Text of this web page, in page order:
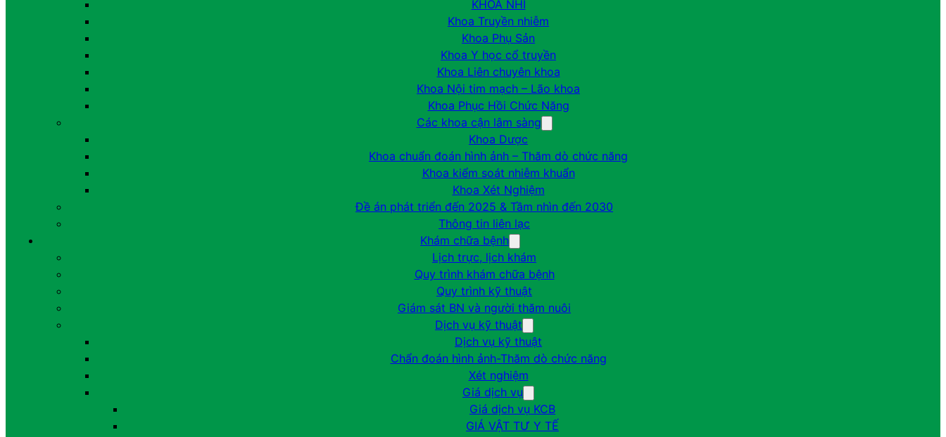
KHOA NHI
Khoa Truyền nhiễm
Khoa Phụ Sản
Khoa Y học cổ truyền
Khoa Liên chuyên khoa
Khoa Nội tim mạch – Lão khoa
Khoa Phục Hồi Chức Năng
Các khoa cận lâm sàng
Khoa Dược
Khoa chuẩn đoán hình ảnh – Thăm dò chức năng
Khoa kiểm soát nhiễm khuẩn
Khoa Xét Nghiệm
Đề án phát triển đến 2025 & Tầm nhìn đến 2030
Thông tin liên lạc
Khám chữa bệnh
Lịch trực, lịch khám
Quy trình khám chữa bệnh
Quy trình kỹ thuật
Giám sát BN và người thăm nuôi
Dịch vụ kỹ thuật
Dịch vụ kỹ thuật
Chẩn đoán hình ảnh-Thăm dò chức năng
Xét nghiệm
Giá dịch vụ
Giá dịch vụ KCB
GIÁ VẬT TƯ Y TẾ